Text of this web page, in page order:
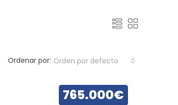
Ordenar por: Orden por defecto
765.000€